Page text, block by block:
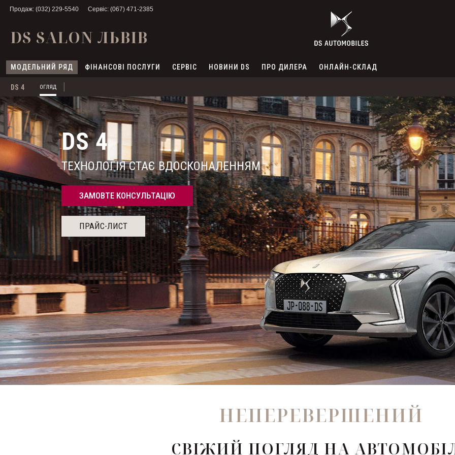
Продаж: (032) 229-5540 Сервіс: (067) 471-2385
DS SALON ЛЬВІВ
МОДЕЛЬНИЙ РЯД ФІНАНСОВІ ПОСЛУГИ СЕРВІС НОВИНИ DS ПРО ДИЛЕРА ОНЛАЙН-СКЛАД
DS 4 ОГЛЯД
DS 4
ТЕХНОЛОГІЯ СТАЄ ВДОСКОНАЛЕННЯМ
ЗАМОВТЕ КОНСУЛЬТАЦІЮ
ПРАЙС-ЛИСТ
НЕПЕРЕВЕРШЕНИЙ
СВІЖИЙ ПОГЛЯД НА